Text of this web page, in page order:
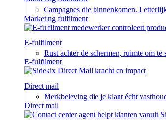
Campagnes die binnenkomen.
Marketing fulfilment
E-fulfilment
Rust achter de schermen, ruimte om te
E-fulfilment
Direct mail
Merkbeleving die je klant écht
Direct mail